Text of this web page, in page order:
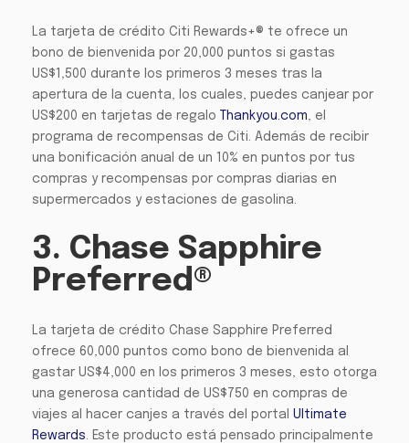
La tarjeta de crédito Citi Rewards+® te ofrece un
bono de bienvenida por 20,000 puntos si gastas
US$1,500 durante los primeros 3 meses tras la
apertura de la cuenta, los cuales, puedes canjear por
US$200 en tarjetas de regalo
Thankyou.com, el
programa de recompensas de Citi. Además de recibir
una bonificación anual de un 10% en puntos por tus
compras y recompensas por compras diarias en
supermercados y estaciones de gasolina.
3. Chase Sapphire
Preferred®
La tarjeta de crédito Chase Sapphire Preferred
ofrece 60,000 puntos como bono de bienvenida al
gastar US$4,000 en los primeros 3 meses, esto otorga
una generosa cantidad de US$750 en compras de
viajes al hacer canjes a través del portal Ultimate
Rewards. Este producto está pensado principalmente